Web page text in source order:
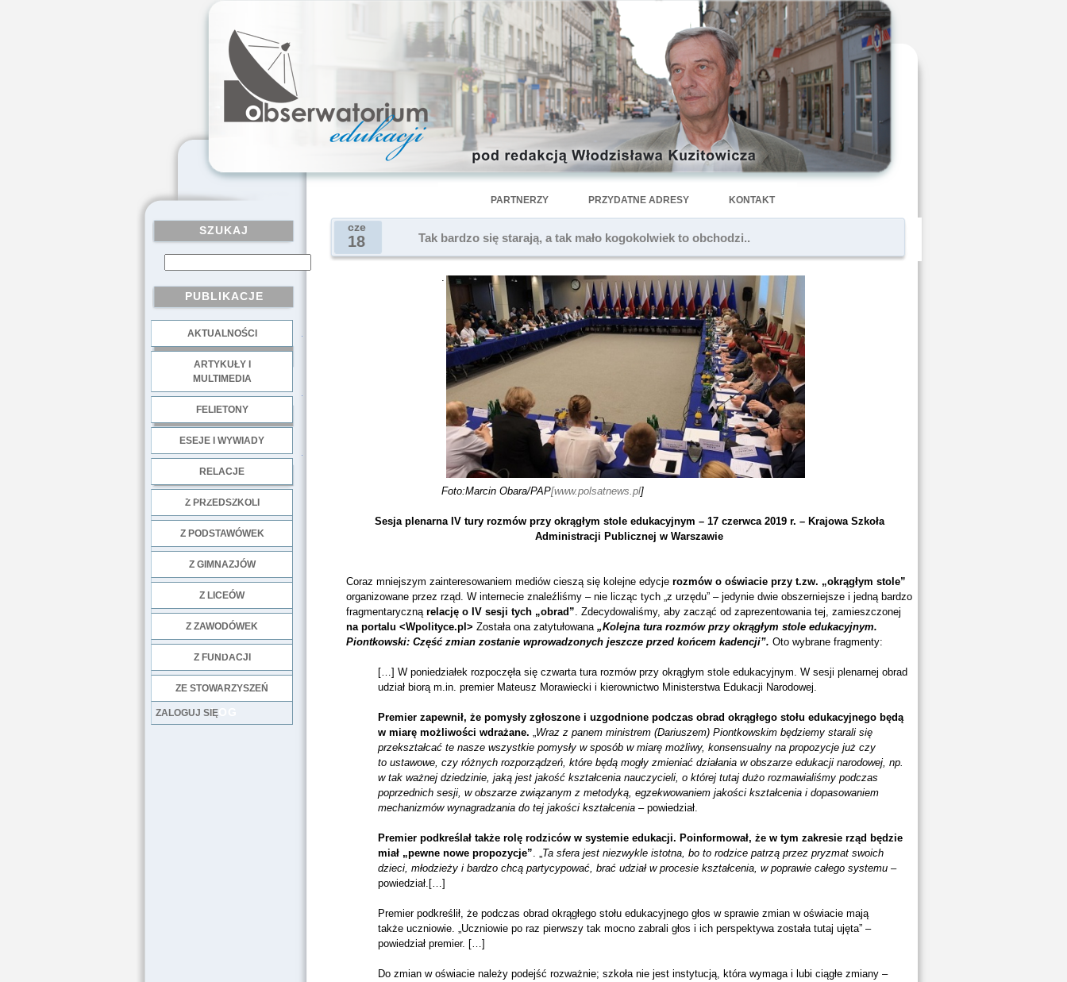
PARTNERZY PRZYDATNE ADRESY KONTAKT
SZUKAJ
PUBLIKACJE
AKTUALNOŚCI
ARTYKUŁY I
MULTIMEDIA
FELIETONY
ESEJE I WYWIADY
RELACJE
Z PRZEDSZKOLI
Z PODSTAWÓWEK
Z GIMNAZJÓW
Z LICEÓW
Z ZAWODÓWEK
Z FUNDACJI
ZE STOWARZYSZEŃ
LOG
ZALOGUJ SIĘ
cze
18 Tak bardzo się starają, a tak mało kogokolwiek to obchodzi..
.
Foto:Marcin Obara/PAP[www.polsatnews.pl]
Sesja plenarna IV tury rozmów przy okrągłym stole edukacyjnym – 17 czerwca 2019 r. – Krajowa Szkoła
Administracji Publicznej w Warszawie
Coraz mniejszym zainteresowaniem mediów cieszą się kolejne edycjerozmów o oświacie przy t.zw. „okrągłym stole”
organizowane przez rząd. W internecie znaleźliśmy – nie licząc tych „z urzędu” – jedynie dwie obszerniejsze i jedną bardzo
fragmentaryczną relację o IV sesji tych „obrad”. Zdecydowaliśmy, aby zacząć od zaprezentowania tej, zamieszczonej
na portalu <Wpolityce.pl> Została ona zatytułowana „Kolejna tura rozmów przy okrągłym stole edukacyjnym.
Piontkowski: Część zmian zostanie wprowadzonych jeszcze przed końcem kadencji”. Oto wybrane fragmenty:
[…] W poniedziałek rozpoczęła się czwarta tura rozmów przy okrągłym stole edukacyjnym. W sesji plenarnej obrad
udział biorą m.in. premier Mateusz Morawiecki i kierownictwo Ministerstwa Edukacji Narodowej.
Premier zapewnił, że pomysły zgłoszone i uzgodnione podczas obrad okrągłego stołu edukacyjnego będą
w miarę możliwości wdrażane. „Wraz z panem ministrem (Dariuszem) Piontkowskim będziemy starali się
przekształcać te nasze wszystkie pomysły w sposób w miarę możliwy, konsensualny na propozycje już czy
to ustawowe, czy różnych rozporządzeń, które będą mogły zmieniać działania w obszarze edukacji narodowej, np.
w tak ważnej dziedzinie, jaką jest jakość kształcenia nauczycieli, o której tutaj dużo rozmawialiśmy podczas
poprzednich sesji, w obszarze związanym z metodyką, egzekwowaniem jakości kształcenia i dopasowaniem
mechanizmów wynagradzania do tej jakości kształcenia– powiedział.
Premier podkreślał także rolę rodziców w systemie edukacji. Poinformował, że w tym zakresie rząd będzie
miał „pewne nowe propozycje”. „Ta sfera jest niezwykle istotna, bo to rodzice patrzą przez pryzmat swoich
dzieci, młodzieży i bardzo chcą partycypować, brać udział w procesie kształcenia, w poprawie całego systemu –
powiedział.[…]
Premier podkreślił, że podczas obrad okrągłego stołu edukacyjnego głos w sprawie zmian w oświacie mają
także uczniowie. „Uczniowie po raz pierwszy tak mocno zabrali głos i ich perspektywa została tutaj ujęta” –
powiedział premier. […]
Do zmian w oświacie należy podejść rozważnie; szkoła nie jest instytucją, która wymaga i lubi ciągłe zmiany –